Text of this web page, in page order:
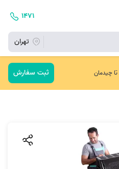
تهران
۱۴۷۱
چیدمان ثبت سفارش